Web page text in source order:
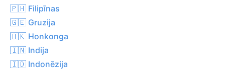
🇵🇭 Filipīnas
🇬🇪 Gruzija
🇭🇰 Honkonga
🇮🇳 Indija
🇮🇩 Indonēzija